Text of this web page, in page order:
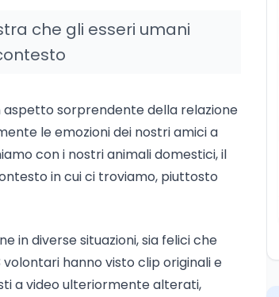
che gli esseri umani
sorprendente della relazione
le emozioni dei nostri amici a
con i nostri animali domestici, il
in cui ci troviamo, piuttosto
in diverse situazioni, sia felici che
hanno visto clip originali e
a video ulteriormente alterati,